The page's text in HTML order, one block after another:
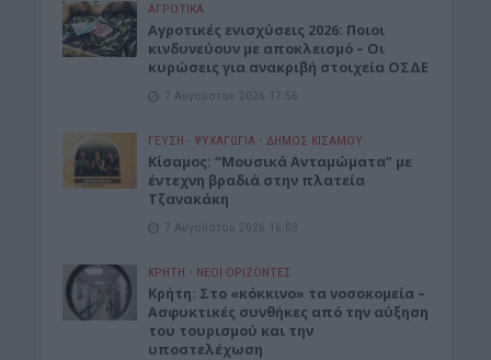
ΑΓΡΟΤΙΚΑ
Αγροτικές ενισχύσεις 2026: Ποιοι
κινδυνεύουν με αποκλεισμό – Οι
κυρώσεις για ανακριβή στοιχεία ΟΣΔΕ
7 Αυγούστου 2026 17:56
ΓΕΎΣΗ - ΨΥΧΑΓΩΓΊΑ • ΔΉΜΟΣ ΚΙΣΆΜΟΥ
Κίσαμος: “Μουσικά Ανταμώματα” με
έντεχνη βραδιά στην πλατεία
Τζανακάκη
7 Αυγούστου 2026 16:03
ΚΡΗΤΗ • ΝΕΟΙ ΟΡΙΖΟΝΤΕΣ
Κρήτη: Στο «κόκκινο» τα νοσοκομεία –
Ασφυκτικές συνθήκες από την αύξηση
του τουρισμού και την
υποστελέχωση